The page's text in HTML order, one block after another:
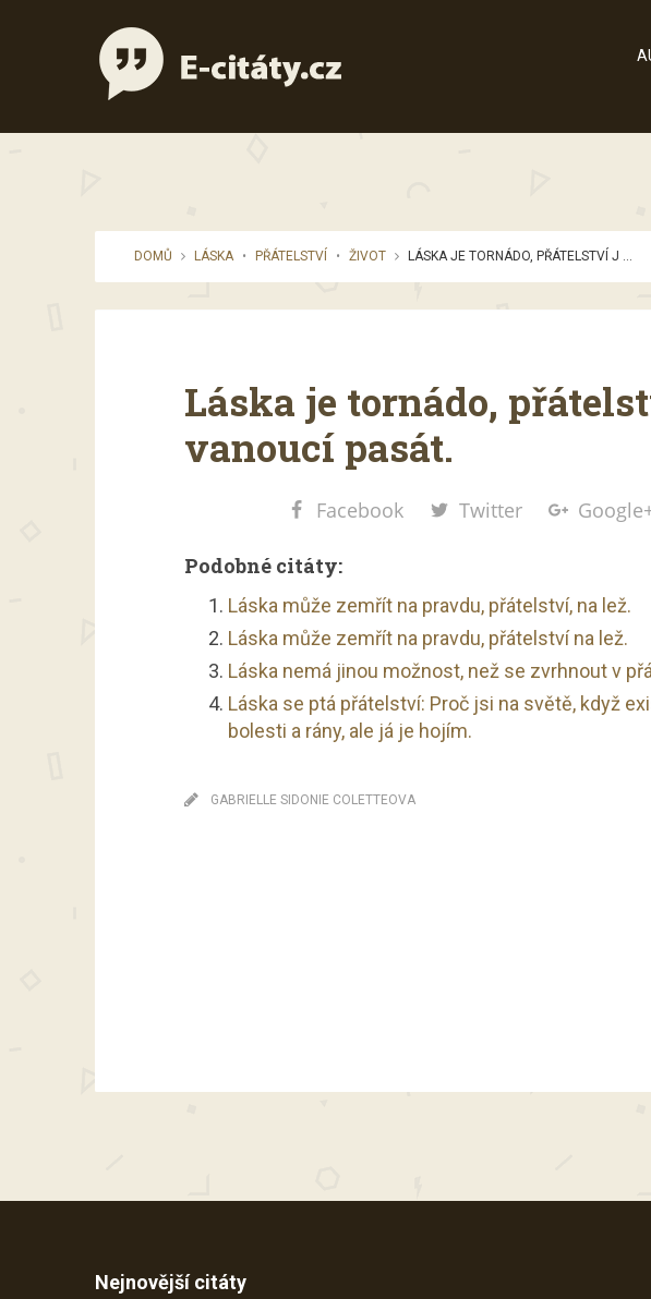
DOMŮ LÁSKA • PŘÁTELSTVÍ • ŽIVOT LÁSKA JE TORNÁDO, PŘÁTELSTVÍ J ...
Láska je tornádo,
vanoucí pasát.
Facebook Twitter
Podobné citáty:
Láska může zemřít na pravdu, přátelství, na lež.
Láska může zemřít na pravdu, přátelství na lež.
Láska nemá jinou možnost, než se zvrhnout v
Láska se ptá přátelství: Proč jsi na světě, když
bolesti a rány, ale já je hojím.
GABRIELLE SIDONIE COLETTEOVA
Nejnovější citáty